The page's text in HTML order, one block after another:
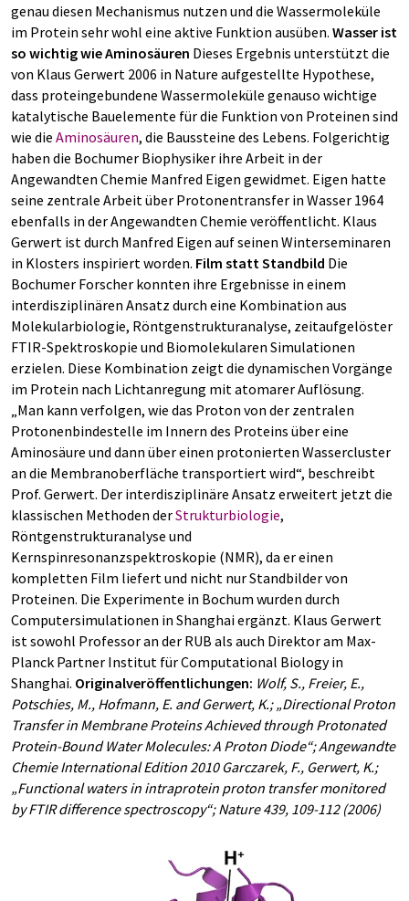
genau diesen Mechanismus nutzen und die Wassermoleküle
im Protein sehr wohl eine aktive Funktion ausüben. Wasser ist
so wichtig wie Aminosäuren Dieses Ergebnis unterstützt die
von Klaus Gerwert 2006 in Nature aufgestellte Hypothese,
dass proteingebundene Wassermoleküle genauso wichtige
katalytische Bauelemente für die Funktion von Proteinen sind
wie die Aminosäuren, die Baussteine des Lebens. Folgerichtig
haben die Bochumer Biophysiker ihre Arbeit in der
Angewandten Chemie Manfred Eigen gewidmet. Eigen hatte
seine zentrale Arbeit über Protonentransfer in Wasser 1964
ebenfalls in der Angewandten Chemie veröffentlicht. Klaus
Gerwert ist durch Manfred Eigen auf seinen Winterseminaren
in Klosters inspiriert worden. Film statt Standbild Die
Bochumer Forscher konnten ihre Ergebnisse in einem
interdisziplinären Ansatz durch eine Kombination aus
Molekularbiologie, Röntgenstrukturanalyse, zeitaufgelöster
FTIR-Spektroskopie und Biomolekularen Simulationen
erzielen. Diese Kombination zeigt die dynamischen Vorgänge
im Protein nach Lichtanregung mit atomarer Auflösung.
„Man kann verfolgen, wie das Proton von der zentralen
Protonenbindestelle im Innern des Proteins über eine
Aminosäure und dann über einen protonierten Wassercluster
an die Membranoberfläche transportiert wird“, beschreibt
Prof. Gerwert. Der interdisziplinäre Ansatz erweitert jetzt die
klassischen Methoden derStrukturbiologie,
Röntgenstrukturanalyse und
Kernspinresonanzspektroskopie (NMR), da er einen
kompletten Film liefert und nicht nur Standbilder von
Proteinen. Die Experimente in Bochum wurden durch
Computersimulationen in Shanghai ergänzt. Klaus Gerwert
ist sowohl Professor an der RUB als auch Direktor am Max-
Planck Partner Institut für Computational Biology in
Shanghai. Originalveröffentlichungen: Wolf, S., Freier, E.,
Potschies, M., Hofmann, E. and Gerwert, K.; „Directional Proton
Transfer in Membrane Proteins Achieved through Protonated
Protein-Bound Water Molecules: A Proton Diode“; Angewandte
Chemie International Edition 2010 Garczarek, F., Gerwert, K.;
„Functional waters in intraprotein proton transfer monitored
by FTIR difference spectroscopy“; Nature 439, 109-112 (2006)